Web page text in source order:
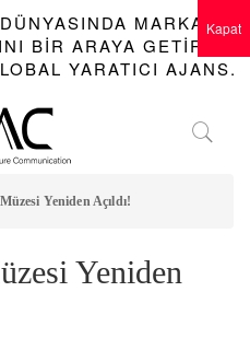
MARKALAR
BIR ARAYA GETIREN
YARATICI AJANS.
Yeniden Açıldı!
Yeniden
Kapat